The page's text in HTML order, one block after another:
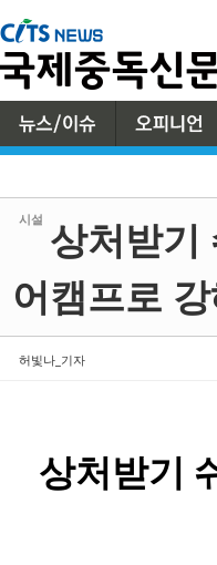
시설 상처받기
어캠프로
허빛나_기자
상처받기